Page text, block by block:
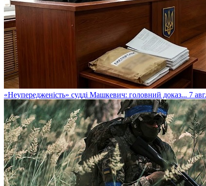
​«Неупередженість» судді Машкевич: головний доказ... 7